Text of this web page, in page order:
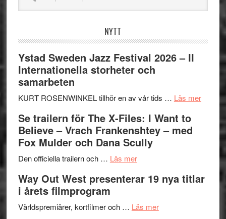
webbplatsen
NYTT
Ystad Sweden Jazz Festival 2026 – II
Internationella storheter och
samarbeten
KURT ROSENWINKEL tillhör en av vår tids … Läs merom
Festival
II
Se trailern för The X-Files: I Want to
Believe – Vrach Frankenshtey – med
Fox Mulder och Dana Scully
Den officiella trailern och … Läs merom
trailern
The
Way Out West presenterar 19 nya titlar
i årets filmprogram
Världspremiärer, kortfilmer och … Läs merom